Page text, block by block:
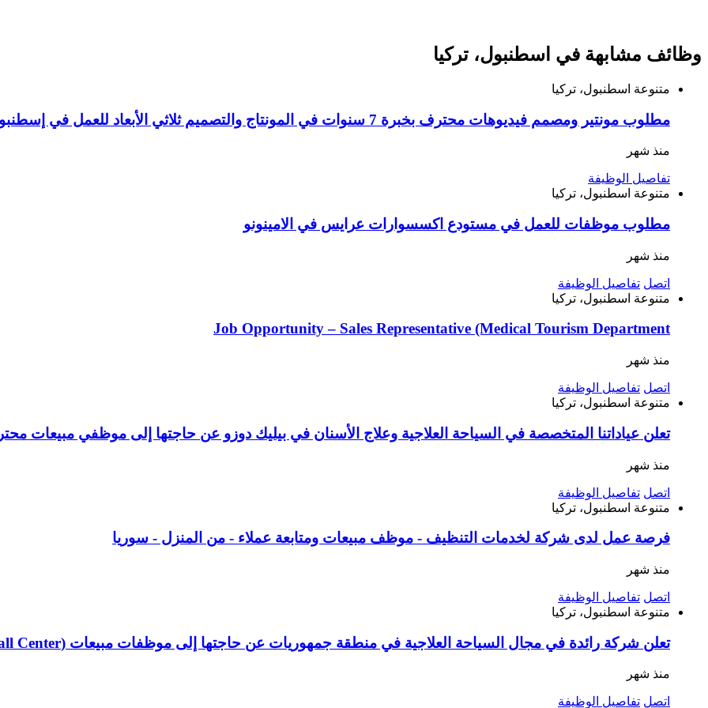
وظائف مشابهة في اسطنبول، تركيا
متنوعة اسطنبول، تركيا
مطلوب مونتير ومصمم فيديوهات محترف بخبرة 7 سنوات في المونتاج والتصميم ثلاثي الأبعاد للعمل في إسطنبول باشاك شهير
منذ شهر
تفاصيل الوظيفة
متنوعة اسطنبول، تركيا
مطلوب موظفات للعمل في مستودع اكسسوارات عرايس في الامينونو
منذ شهر
اتصل تفاصيل الوظيفة
متنوعة اسطنبول، تركيا
Job Opportunity – Sales Representative (Medical Tourism Department
منذ شهر
اتصل تفاصيل الوظيفة
متنوعة اسطنبول، تركيا
تعلن عياداتنا المتخصصة في السياحة العلاجية وعلاج الأسنان في بيليك دوزو عن حاجتها إلى موظفي مبيعات
منذ شهر
اتصل تفاصيل الوظيفة
متنوعة اسطنبول، تركيا
فرصة عمل لدى شركة لخدمات التنظيف - موظف مبيعات ومتابعة عملاء - من المنزل - سوريا
منذ شهر
اتصل تفاصيل الوظيفة
متنوعة اسطنبول، تركيا
تعلن شركة رائدة في مجال السياحة العلاجية في منطقة جمهوريات عن حاجتها إلى موظفات مبيعات (Call Center) بدوام كامل.
منذ شهر
اتصل تفاصيل الوظيفة